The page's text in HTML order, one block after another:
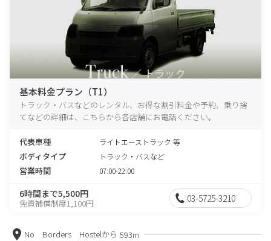
基本料金プラン（T1）
トラック・バスなどのレンタル、お得な割引料金や予約、乗り捨
てなどの詳細は、こちらから各店舗にお電話ください。
代表車種 ライトエーストラック 等
ボディタイプ トラック・バスなど
営業時間 07:00-22:00
6時間まで5,500円
免責補償制度1,100円 03-5725-3210
No Borders Hostelから 593m